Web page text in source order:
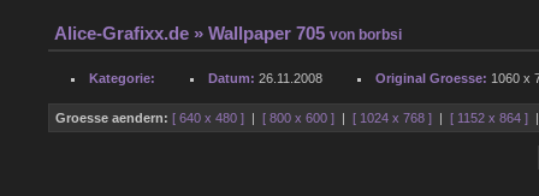
Alice-Grafixx.de » Wallpaper 705von borbsi
Kategorie: Datum: 26.11.2008 Original Groesse: 1060 x
Groesse aendern: [ 640 x 480 ] |[ 800 x 600 ] |[ 1024 x 768 ] |[ 1152 x 864 ]